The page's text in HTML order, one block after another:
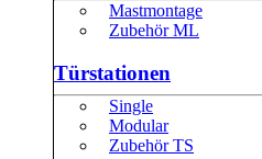
Mastmontage
Zubehör ML
Türstationen
Single
Modular
Zubehör TS